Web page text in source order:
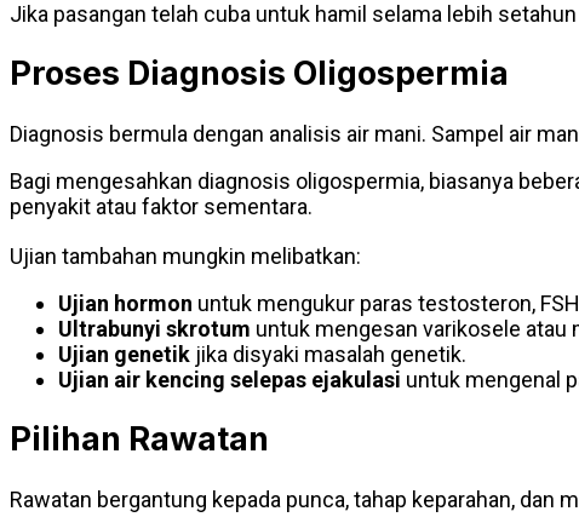
Jika pasangan telah cuba untuk hamil selama lebih
Proses Diagnosis Oligospermia
Diagnosis bermula dengan analisis air mani. Sampel air
Bagi mengesahkan diagnosis oligospermia, biasanya
penyakit atau faktor sementara.
Ujian tambahan mungkin melibatkan:
Ujian hormon untuk mengukur paras testosteron,
Ultrabunyi skrotum untuk mengesan varikosele atau
Ujian genetik jika disyaki masalah genetik.
Ujian air kencing selepas ejakulasi untuk mengenal
Pilihan Rawatan
Rawatan bergantung kepada punca, tahap keparahan, dan